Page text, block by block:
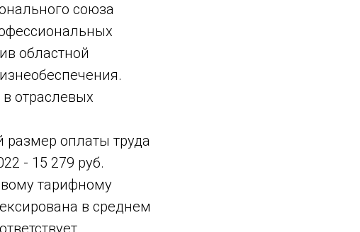
союза
областной
отраслевых
оплаты труда
- 15 279 руб.
тарифному
в среднем